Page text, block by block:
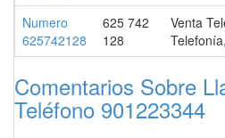
Numero
625742128
625 742
128
Venta
Comentarios Sobre
Teléfono 901223344